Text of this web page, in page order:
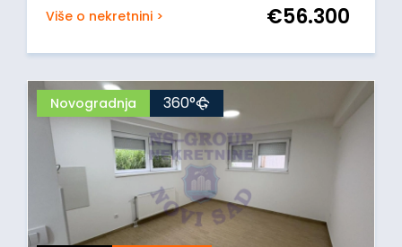
Više o nekretnini > €56.300
Novogradnja 360°